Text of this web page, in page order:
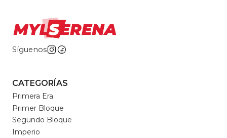
Síguenos
CATEGORÍAS
Primera Era
Primer Bloque
Segundo Bloque
Imperio